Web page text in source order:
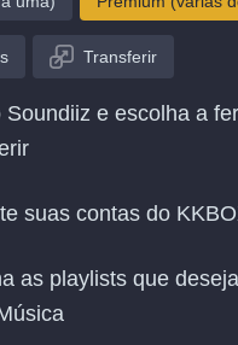
Transferir
Soundiiz e escolha a
suas contas do
as playlists que